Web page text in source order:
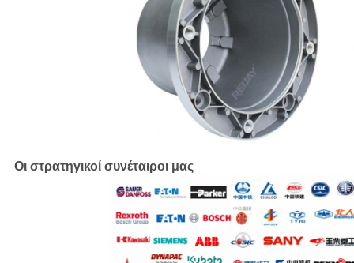
Οι στρατηγικοί συνέταιροι μας